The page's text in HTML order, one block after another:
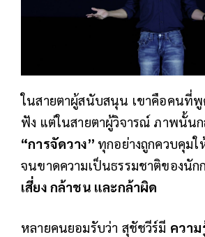
ในสายตาผู้สนับสนุน เขาคือคนที่พู
ฟัง แต่ในสายตาผู้วิจารณ์ ภาพนั้น
“การจัดวาง” ทุกอย่างถูกควบคุมใ
จนขาดความเป็นธรรมชาติของนัก
เสี่ยง กล้าชน และกล้าผิด
หลายคนยอมรับว่า สุชัชวีร์มี ความ